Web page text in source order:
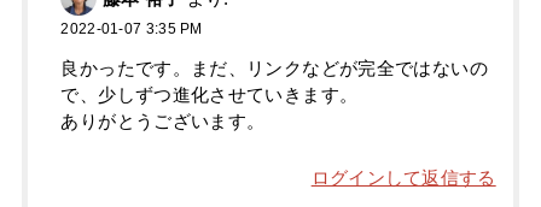
2022-01-07 3:35 PM
良かったです。まだ、リンクなどが完全ではないの
で、少しずつ進化させていきます。
ありがとうございます。
ログインして返信する